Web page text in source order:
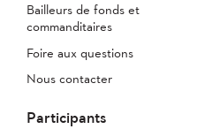
Bailleurs de fonds et
commanditaires
Foire aux questions
Nous contacter
Participants